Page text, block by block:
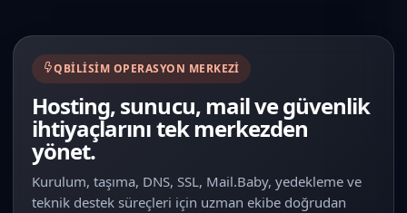
QBILISIM OPERASYON MERKEZI
Hosting, sunucu, mail ve güvenlik
ihtiyaçlarını tek merkezden
yönet.
Kurulum, taşıma, DNS, SSL, Mail.Baby, yedekleme ve
teknik destek süreçleri için uzman ekibe doğrudan